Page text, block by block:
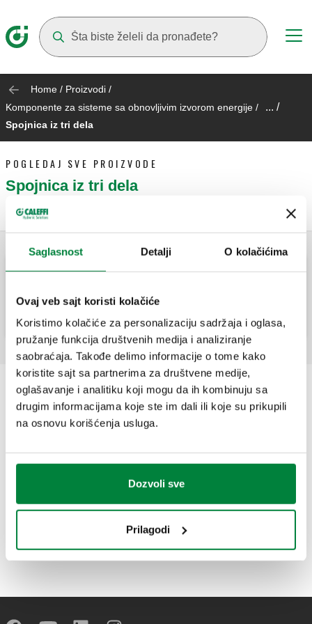
Saglasnost Detalji O kolačićima
Ovaj veb sajt koristi kolačiće
Koristimo kolačiće za personalizaciju sadržaja i oglasa,
pružanje funkcija društvenih medija i analiziranje
saobraćaja. Takođe delimo informacije o tome kako
koristite sajt sa partnerima za društvene medije,
oglašavanje i analitiku koji mogu da ih kombinuju sa
drugim informacijama koje ste im dali ili koje su prikupili
na osnovu korišćenja usluga.
Dozvoli sve
Prilagodi
Home / Proizvodi /
Komponente za sisteme sa obnovljivim izvorom energije / ... /
Spojnica iz tri dela
POGLEDAJ SVE PROIZVODE
Spojnica iz tri dela